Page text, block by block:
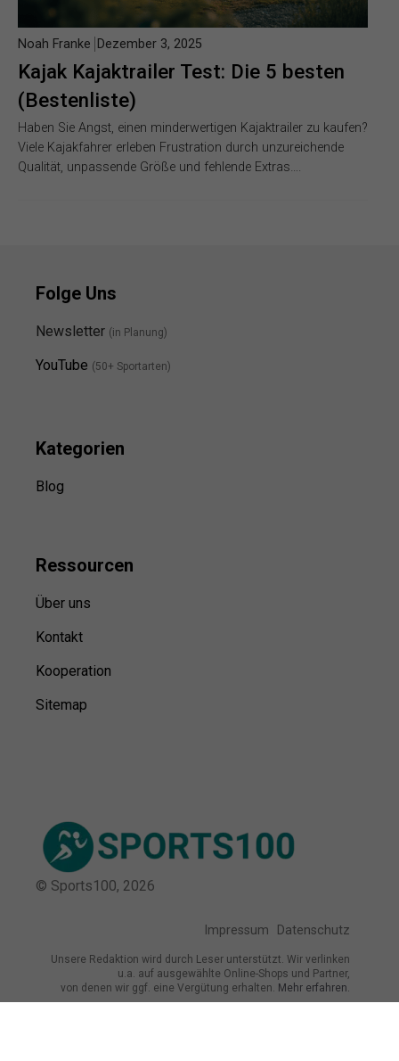
Kajak Kajaktrailer Test: Die 5 besten
(Bestenliste)
Noah Franke Dezember 3, 2025
Haben Sie Angst, einen minderwertigen Kajaktrailer zu kaufen?
Viele Kajakfahrer erleben Frustration durch unzureichende
Qualität, unpassende Größe und fehlende Extras….
Folge Uns
Newsletter (in Planung)
YouTube (50+ Sportarten)
Kategorien
Blog
Ressourcen
Über uns
Kontakt
Kooperation
Sitemap
© Sports100, 2026
Impressum Datenschutz
Unsere Redaktion wird durch Leser unterstützt. Wir verlinken
u.a. auf ausgewählte Online-Shops und Partner,
von denen wir ggf. eine Vergütung erhalten. Mehr erfahren.